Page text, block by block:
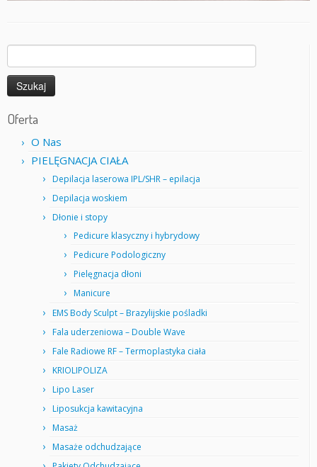
Oferta
O Nas
PIELĘGNACJA CIAŁA
Depilacja laserowa IPL/SHR – epilacja
Depilacja woskiem
Dłonie i stopy
Pedicure klasyczny i hybrydowy
Pedicure Podologiczny
Pielęgnacja dłoni
Manicure
EMS Body Sculpt – Brazylijskie pośladki
Fala uderzeniowa – Double Wave
Fale Radiowe RF – Termoplastyka ciała
KRIOLIPOLIZA
Lipo Laser
Liposukcja kawitacyjna
Masaż
Masaże odchudzające